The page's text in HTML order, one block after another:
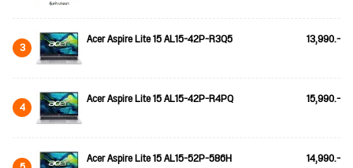
3 Acer Aspire Lite 15 AL15-42P-R3Q5 13,990.-
4 Acer Aspire Lite 15 AL15-42P-R4PQ 15,990.-
Acer Aspire Lite 15 AL15-52P-586H 14,990.-